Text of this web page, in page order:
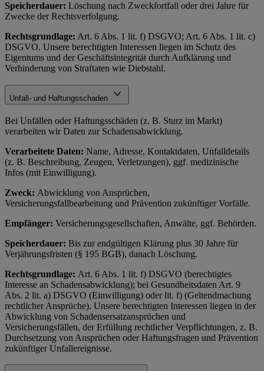
Speicherdauer: Löschung nach Zweckfortfall oder drei Jahre für
Zwecke der Rechtsverfolgung.
Rechtsgrundlage: Art. 6 Abs. 1 lit. f) DSGVO; Art. 6 Abs. 1 lit. c)
DSGVO. Unsere berechtigten Interessen liegen im Schutz des
Eigentums und der Geschäftsintegrität durch Aufklärung und
Verhinderung von Straftaten wie Diebstahl.
Unfall- und Haftungsschaden
Bei Unfällen oder Haftungsschäden (z. B. Sturz im Markt)
verarbeiten wir Daten zur Schadensabwicklung.
Verarbeitete Daten: Name, Adresse, Kontaktdaten, Unfalldetails
(z. B. Beschreibung, Zeugen, Verletzungen), ggf. medizinische
Infos (mit Einwilligung).
Zweck: Abwicklung von Ansprüchen,
Versicherungsfallbearbeitung und Prävention zukünftiger Vorfälle.
Empfänger: Versicherungsgesellschaften, Anwälte, ggf. Behörden.
Speicherdauer: Bis zur endgültigen Klärung plus 30 Jahre für
Verjährungsfristen (§ 195 BGB), danach Löschung.
Rechtsgrundlage: Art. 6 Abs. 1 lit. f) DSGVO (berechtigtes
Interesse an Schadensabwicklung); bei Gesundheitsdaten Art. 9
Abs. 2 lit. a) DSGVO (Einwilligung) oder lit. f) (Geltendmachung
rechtlicher Ansprüche). Unsere berechtigten Interessen liegen in der
Abwicklung von Schadensersatzansprüchen und
Versicherungsfällen, der Erfüllung rechtlicher Verpflichtungen, z. B.
Durchsetzung von Ansprüchen oder Haftungsfragen und Prävention
zukünftiger Unfallereignisse.